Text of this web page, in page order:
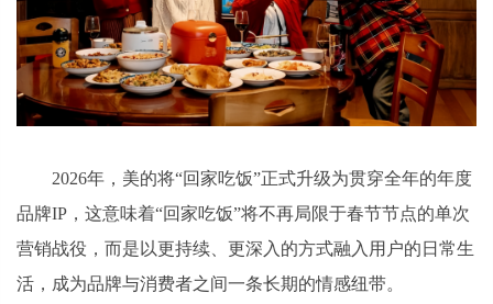
2026年，美的将“回家吃饭”正式升级为贯穿全年的年度
品牌IP，这意味着“回家吃饭”将不再局限于春节节点的单次
营销战役，而是以更持续、更深入的方式融入用户的日常生
活，成为品牌与消费者之间一条长期的情感纽带。